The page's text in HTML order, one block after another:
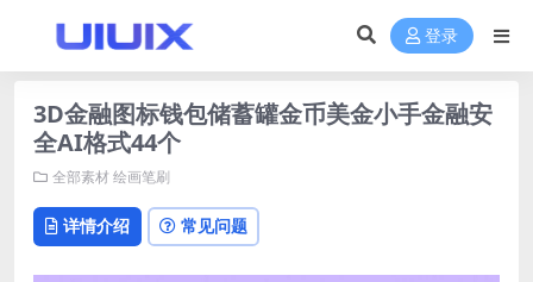
登录
3D金融图标钱包储蓄罐金币美金小手金融安
全AI格式44个
全部素材 绘画笔刷
详情介绍 常见问题